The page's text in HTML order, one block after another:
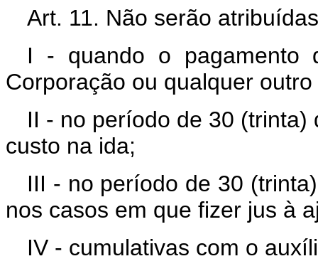
Art. 11. Não serão
I - quando o pagamento
Corporação ou qualquer
II - no período de 30
custo na ida;
III - no período de 30
nos casos em que fizer jus à
IV - cumulativas com o